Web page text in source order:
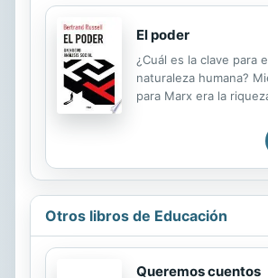
El poder
¿Cuál es la clave para
naturaleza humana?
para Marx era la
lo que define nuestra
poder. No sólo es el
de nuestros actos,
constituye además el
nuestras sociedades. A
década de 1930,
Otros libros de Educación
Queremos cuentos